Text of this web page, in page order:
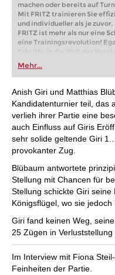
machen oder bereits auf
Mit FRITZ trainieren Sie
und individueller als je zuvor.
FRITZ ist mehr als nur eine
eine Trainingsrevolution!
Schritte in die Welt des
oder bereits auf
FRITZ trainieren Sie
individueller als je zuvor.
Mehr...
Anish Giri und Matthias
Kandidatenturnier teil, das
verlieh ihrer Partie eine
auch Einfluss auf Giris
sehr solide geltende Giri
provokanter Zug.
Blübaum antwortete
Stellung mit Chancen für
Stellung schickte Giri
Königsflügel, wo sie jedoch
Giri fand keinen Weg,
25 Zügen in Verluststellung
Im Interview mit Fiona
Feinheiten der Partie.